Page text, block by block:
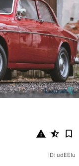
ID: udEEIu